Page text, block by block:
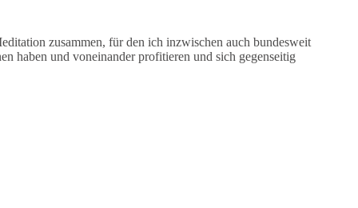
zusammen, für den ich inzwischen auch bundesweit
haben und voneinander profitieren und sich gegenseitig